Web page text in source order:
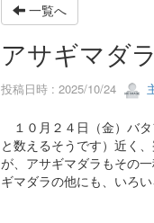
一覧へ
アサギマダ
投稿日時 : 2025/10/24
１０月２４日（金）バ
と数えるそうです）近く
が、アサギマダラもその
ギマダラの他にも、いろ